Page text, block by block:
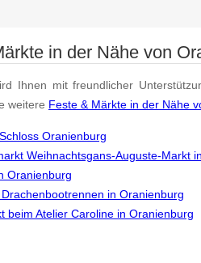
in der Nähe von
Ihnen mit freundlicher
weitere Feste & Märkte in der Nähe
Oranienburg
Weihnachtsgans-Auguste-Markt
Oranienburg
in Oranienburg
beim Atelier Caroline in Oranienburg